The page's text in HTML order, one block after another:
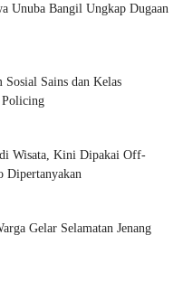
Unuba Bangil Ungkap Dugaan
Sains dan Kelas
Wisata, Kini Dipakai Off-
Dipertanyakan
Gelar Selamatan Jenang